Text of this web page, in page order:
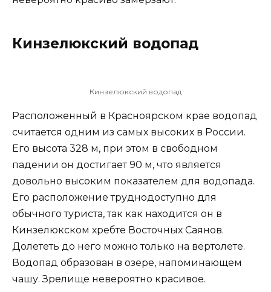
Кинзелюкский водопад
Кинзелюкский водопад
Расположенный в Красноярском крае водопад
считается одним из самых высоких в России.
Его высота 328 м, при этом в свободном
падении он достигает 90 м, что является
довольно высоким показателем для водопада.
Его расположение труднодоступно для
обычного туриста, так как находится он в
Кинзелюкском хребте Восточных Саянов.
Долететь до него можно только на вертолете.
Водопад образован в озере, напоминающем
чашу. Зрелище невероятно красивое.